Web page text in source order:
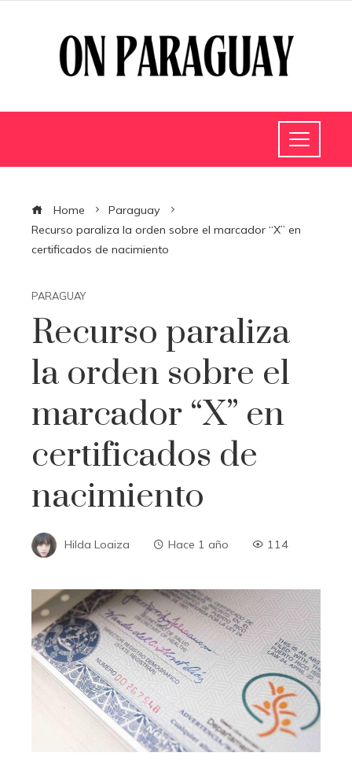
Home
Paraguay
Recurso paraliza la orden sobre el marcador “X” en
certificados de nacimiento
PARAGUAY
Recurso paraliza
la orden sobre el
marcador “X” en
certificados de
nacimiento
Hilda Loaiza Hace 1 año 114